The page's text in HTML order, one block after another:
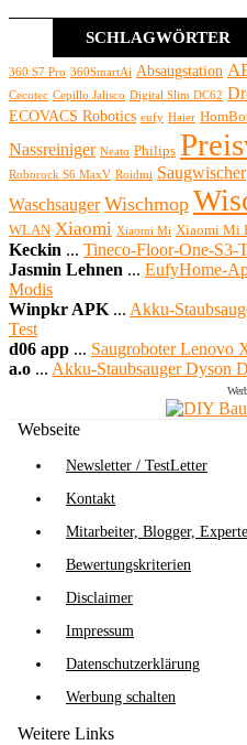
SCHLAGWÖRTER
360 S7 Pro 360SmartAi Absaugstation
Cecotec Cepillo Jalisco Digital Slim DC62
ECOVACS Robotics eufy Haier
Nassreiniger Neato Philips
Roborock S6 MaxV Roidmi Saugwischer
Waschsauger Wischmop
WLAN Xiaomi Xiaomi Mi Xiaomi Mi
Keckin ... Tineco-Floor-One-S3-
Jasmin Lehnen ... EufyHome-
Modis
Winpkr APK ... Akku-
Test
d06 app ... Saugroboter Lenovo
a.o ... Akku-Staubsauger Dyson
Webseite
Newsletter / TestLetter
Kontakt
Mitarbeiter, Blogger,
Bewertungskriterien
Disclaimer
Impressum
Datenschutzerklärung
Werbung schalten
Weitere Links